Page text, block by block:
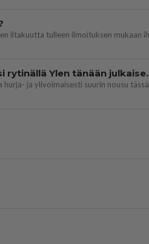
Perussuomalaisten